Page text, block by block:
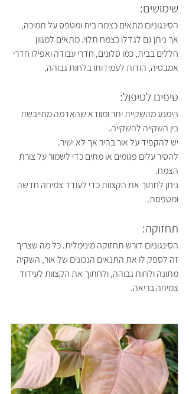
שימושים:
הסינגוניום מתאים כצמח בית ומטפס על תמיכה,
אך ניתן גם לגדלו כצמח תלוי. מתאים למגוון
חללים בבית, כמו סלונים, חדרי עבודה ואפילו חדרי
אמבטיה, הודות לעמידותו בלחות גבוהה.
טיפים לטיפול:
הימנע מהשקיית יתר ומוודא שהאדמה מתייבשת
בין השקייה להשקייה.
יש להקפיד על אור בהיר אך לא ישיר.
להסיר עלים פגומים או מתים כדי לשמור על צורת
הצמח.
ניתן לחתוך את הקצוות כדי לעודד צמיחה חדשה
ומטפסת.
תחזוקה:
הסינגוניום דורש תחזוקה מינימלית. כל מה שצריך
זה לספק לו את התנאים הנכונים של אור, השקיה
מתונה ולחות גבוהה, ולחתוך את הקצוות לעידוד
צמיחה בריאה.